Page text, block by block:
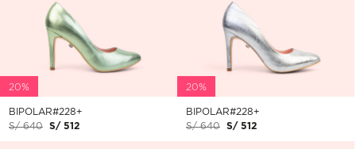
20%
BIPOLAR#228+
S/ 640
S/ 512
20%
BIPOLAR#228+
S/ 640
S/ 512